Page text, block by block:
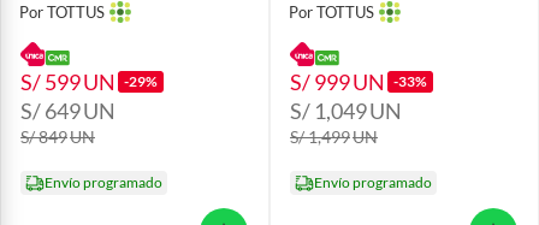
Por TOTTUS
S/ 599UN -29%
S/ 649UN
S/ 849UN
Envío programado
Por TOTTUS
S/ 999UN -33%
S/ 1,049UN
S/ 1,499UN
Envío programado